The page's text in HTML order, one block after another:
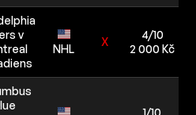
v
NHL
X
4/10
2 000 Kč
1/10